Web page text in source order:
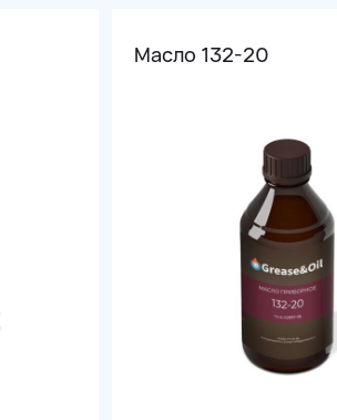
Масло 132-20